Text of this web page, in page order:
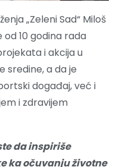
„Zeleni Sad“ Miloš
od 10 godina rada
i akcija u
sredine, a da je
događaj, već i
i zdravijem
da inspiriše
ka očuvanju životne